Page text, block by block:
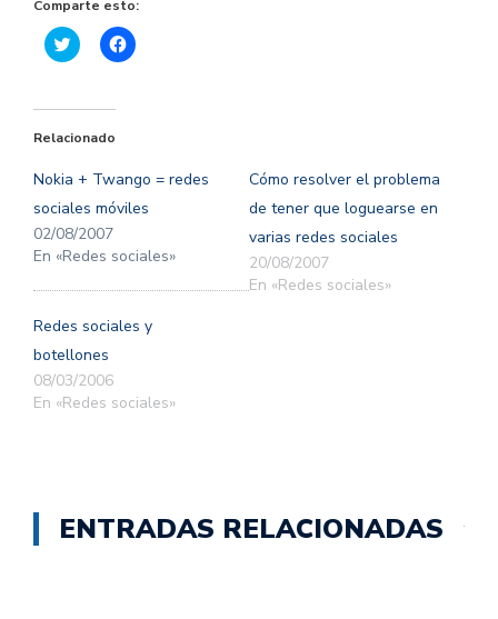
Comparte esto:
Haz
clic
Twitter
abre
una
ventana
nueva)
Haz
clic
ventana
nueva)
Relacionado
Nokia + Twango = redes
sociales móviles
02/08/2007
En «Redes sociales»
Cómo resolver el problema
de tener que loguearse en
varias redes sociales
20/08/2007
En «Redes sociales»
Redes sociales y
botellones
08/03/2006
En «Redes sociales»
ENTRADAS RELACIONADAS